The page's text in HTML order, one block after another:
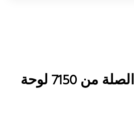
المنتجات ذات الصلة من 7150 لوحة